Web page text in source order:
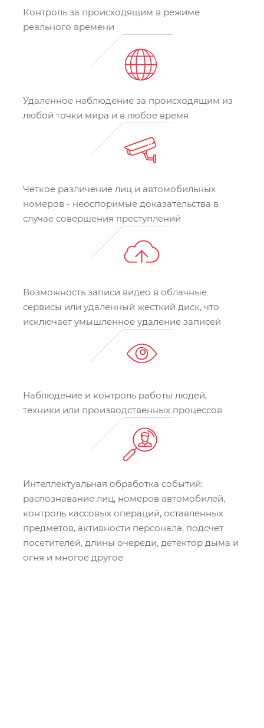
Контроль за происходящим в режиме
реального времени
Удаленное наблюдение за происходящим из
любой точки мира и в любое время
Чёткое различение лиц и автомобильных
номеров - неоспоримые доказательства в
случае совершения преступлений
Возможность записи видео в облачные
сервисы или удаленный жесткий диск, что
исключает умышленное удаление записей
Наблюдение и контроль работы людей,
техники или производственных процессов
Интеллектуальная обработка событий:
распознавание лиц, номеров автомобилей,
контроль кассовых операций, оставленных
предметов, активности персонала, подсчёт
посетителей, длины очереди, детектор дыма и
огня и многое другое